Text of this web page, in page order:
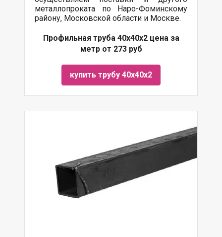
металлопроката по Наро-Фоминскому
району, Московской области и Москве.
Профильная труба 40х40х2 цена за
метр от 273 руб
купить трубу 40х40х2